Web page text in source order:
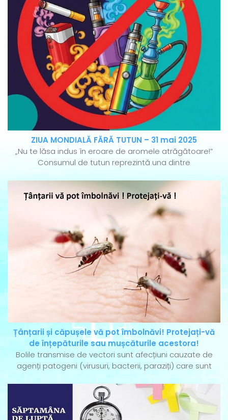
ZIUA MONDIALĂ FĂRĂ TUTUN – 31 mai 2025
„Nu te lăsa indus în eroare de aromele atrăgătoare!”
Consumul de tutun reprezintă una dintre
Țânțarii și căpușele vă pot îmbolnăvi! Protejați-vă
de înțepăturile sau mușcăturile acestora!
Bolile transmise de vectori sunt afecțiuni cauzate de
agenți patogeni (virusuri, bacterii, paraziți) care sunt